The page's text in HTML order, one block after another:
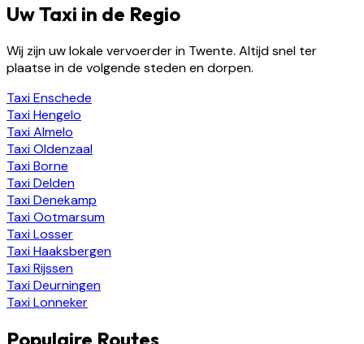
Uw Taxi in de Regio
Wij zijn uw lokale vervoerder in Twente. Altijd snel ter
plaatse in de volgende steden en dorpen.
TaxiEnschede
TaxiHengelo
TaxiAlmelo
TaxiOldenzaal
TaxiBorne
TaxiDelden
TaxiDenekamp
TaxiOotmarsum
TaxiLosser
TaxiHaaksbergen
TaxiRijssen
TaxiDeurningen
TaxiLonneker
Populaire Routes